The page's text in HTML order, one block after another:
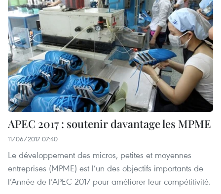
APEC 2017 : soutenir davantage les MPME
11/06/2017 07:40
Le développement des micros, petites et moyennes
entreprises (MPME) est l’un des objectifs importants de
l’Année de l’APEC 2017 pour améliorer leur compétitivité.